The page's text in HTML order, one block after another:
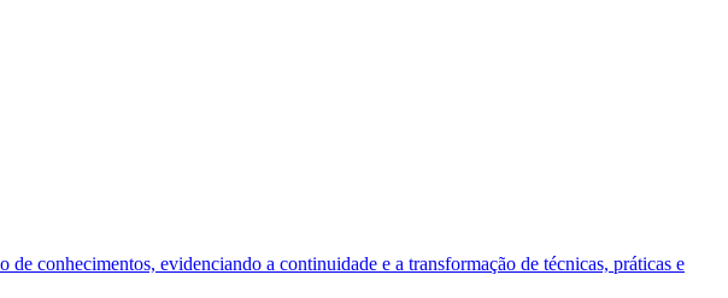
conhecimentos, evidenciando a continuidade e a transformação de técnicas, práticas e